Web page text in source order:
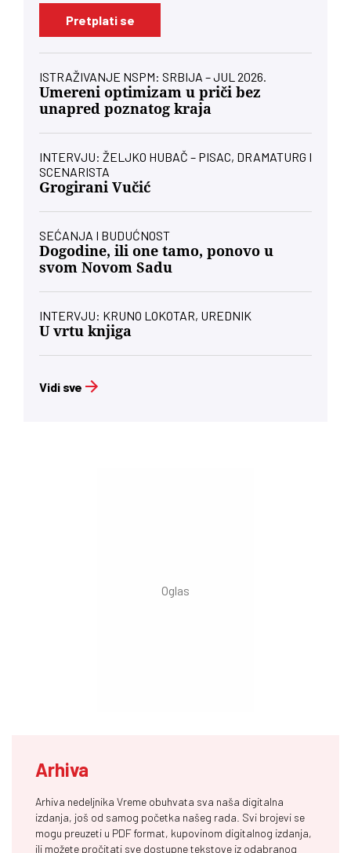
Pretplati se
ISTRAŽIVANJE NSPM: SRBIJA – JUL 2026.
Umereni optimizam u priči bez
unapred poznatog kraja
INTERVJU: ŽELJKO HUBAČ – PISAC, DRAMATURG I
SCENARISTA
Grogirani Vučić
SEĆANJA I BUDUĆNOST
Dogodine, ili one tamo, ponovo u
svom Novom Sadu
INTERVJU: KRUNO LOKOTAR, UREDNIK
U vrtu knjiga
Vidi sve
Arhiva
Arhiva nedeljnika Vreme obuhvata sva naša digitalna
izdanja, još od samog početka našeg rada. Svi brojevi se
mogu preuzeti u PDF format, kupovinom digitalnog izdanja,
ili možete pročitati sve dostupne tekstove iz odabranog